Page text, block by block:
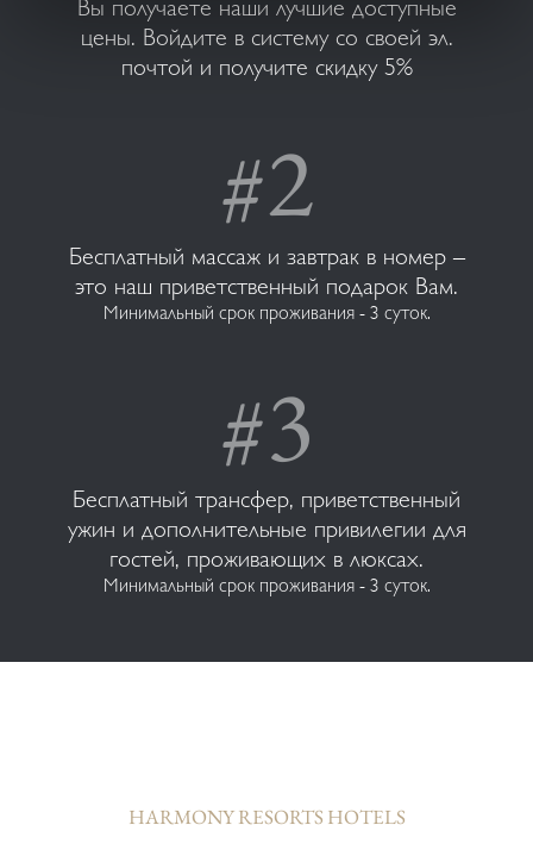
Вы получаете наши лучшие доступные
цены. Войдите в систему со своей эл.
почтой и получите скидку 5%
Бесплатный массаж и завтрак в номер –
это наш приветственный подарок Вам.
Минимальный срок проживания - 3 суток.
Бесплатный трансфер, приветственный
ужин и дополнительные привилегии для
гостей, проживающих в люксах.
Минимальный срок проживания - 3 суток.
HARMONY RESORTS HOTELS